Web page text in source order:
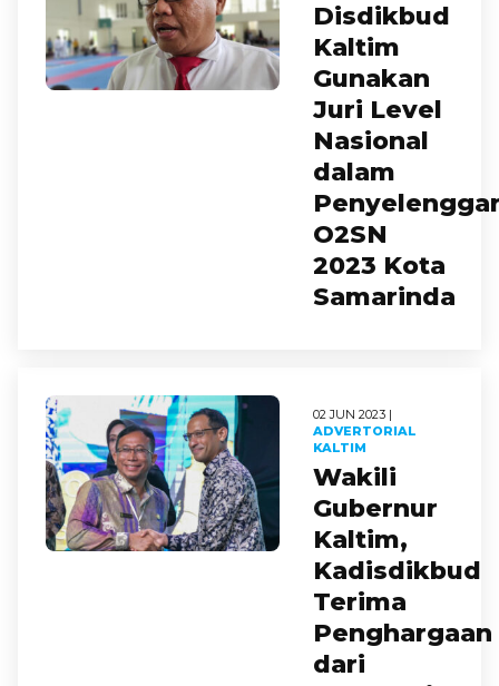
Disdikbud
Kaltim
Gunakan
Juri Level
Nasional
dalam
O2SN
2023 Kota
Samarinda
02 JUN 2023 |
ADVERTORIAL
KALTIM
Wakili
Gubernur
Kaltim,
Kadisdikbud
Terima
Penghargaan
dari